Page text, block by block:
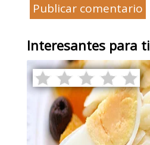
Publicar comentario
Interesantes para ti